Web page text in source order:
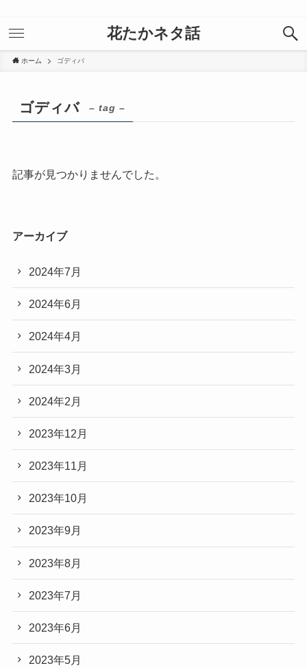
花たかネタ話
ホーム ゴディバ
ゴディバ – tag –
記事が見つかりませんでした。
アーカイブ
2024年7月
2024年6月
2024年4月
2024年3月
2024年2月
2023年12月
2023年11月
2023年10月
2023年9月
2023年8月
2023年7月
2023年6月
2023年5月